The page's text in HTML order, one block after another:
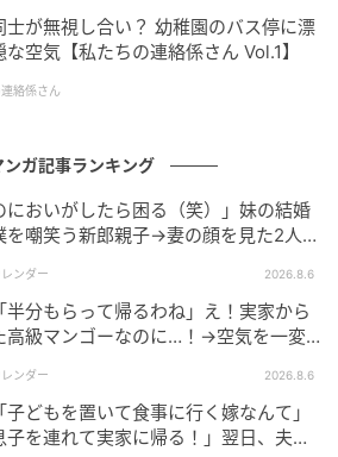
士が無視し合い？ 幼稚園のバス停に漂
な空気【私たちの連絡係さん Vol.1】
絡係さん
ンガ記事ランキング
においがしたら困る（笑）」妹の結婚
を嘲笑う新郎親子→妻の顔を見た2人が
ンダー 2026.8.6
半分もらって帰るわね」え！実家から
高級マンゴーなのに…！→空気を一変
ンダー 2026.8.6
子どもを置いて食事に行く嫁なんて」
子を連れて実家に帰る！」翌日、夫が